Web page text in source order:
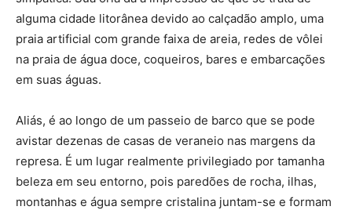
alguma cidade litorânea devido ao calçadão amplo, uma
praia artificial com grande faixa de areia, redes de vôlei
na praia de água doce, coqueiros, bares e embarcações
em suas águas.
Aliás, é ao longo de um passeio de barco que se pode
avistar dezenas de casas de veraneio nas margens da
represa. É um lugar realmente privilegiado por tamanha
beleza em seu entorno, pois paredões de rocha, ilhas,
montanhas e água sempre cristalina juntam-se e formam